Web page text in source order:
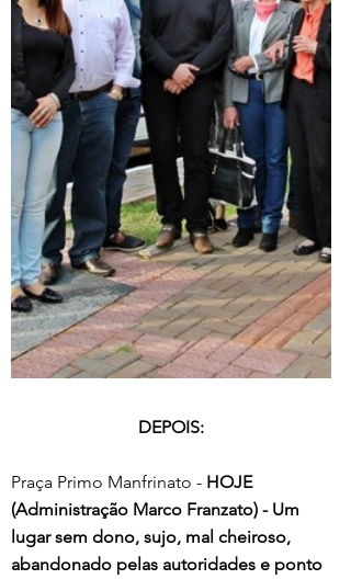
DEPOIS:
Praça Primo Manfrinato - HOJE
(Administração Marco Franzato) - Um
lugar sem dono, sujo, mal cheiroso,
abandonado pelas autoridades e ponto